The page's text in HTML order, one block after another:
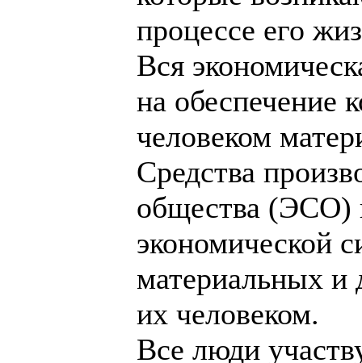
процессе его
Вся
на обеспечение
человеком
Средства
общества (ЭСО)
экономической
материальных и
их человеком.
Все люди